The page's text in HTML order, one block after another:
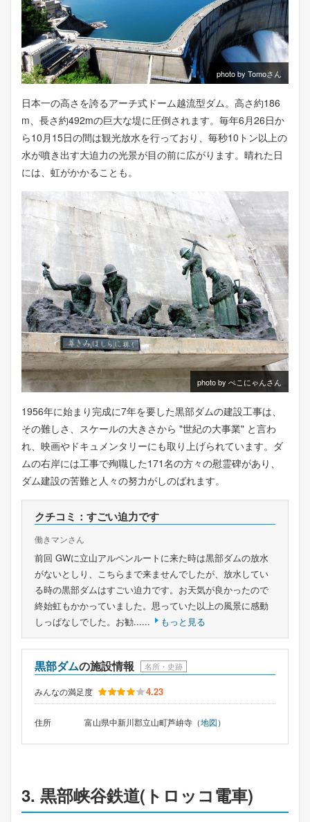
photo by Tomoさん
日本一の高さを誇るアーチ式ドーム越流型ダム。高さ約186
m、長さ約492mの巨大な堤に圧倒されます。毎年6月26日か
ら10月15日の間は観光放水を行っており、毎秒10トン以上の
水が噴き出す大迫力の光景が目の前に広がります。晴れた日
には、虹がかかることも。
photo by ぺこにゃんさん
1956年に始まり完成に7年を要した黒部ダムの建設工事は、
その難しさ、スケールの大きさから "世紀の大事業" と言わ
れ、映画やドキュメンタリーにも取り上げられています。ダ
ムの右岸には工事で殉職した171名の方々の慰霊碑があり、
ダム建設の苦難と人々の努力がしのばれます。
クチコミ：すごい迫力です
働きマンさん
前回 GWに立山アルペンルートに来た時は黒部ダムの放水
がないとしり、こちらまで来ませんでしたが、放水してい
る時の黒部ダムはすごい迫力です。お天気が良かったので
終始虹もかかっていました。思っていた以上の風景に感動
しっぱなしでした。お勧......
もっと見る
黒部ダムの施設情報 名所・史跡
みんなの満足度 4.23
住所 富山県中新川郡立山町芦峅寺（地図）
3. 黒部峡谷鉄道(トロッコ電車)